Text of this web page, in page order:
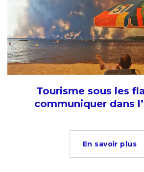
Tourisme sous les
communiquer dans
En savoir plus